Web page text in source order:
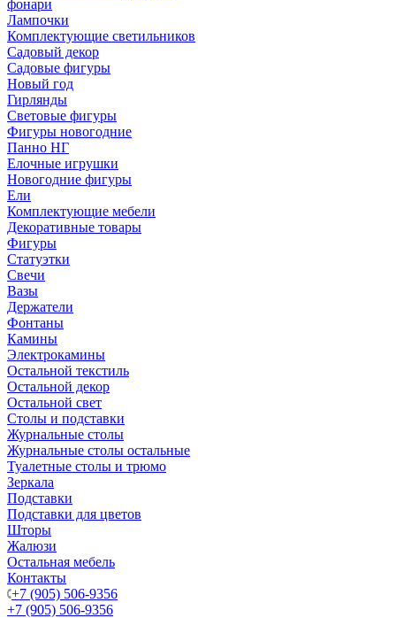
фонари
Лампочки
Комплектующие светильников
Садовый декор
Садовые фигуры
Новый год
Гирлянды
Световые фигуры
Фигуры новогодние
Панно НГ
Елочные игрушки
Новогодние фигуры
Ели
Комплектующие мебели
Декоративные товары
Фигуры
Статуэтки
Свечи
Вазы
Держатели
Фонтаны
Камины
Электрокамины
Остальной текстиль
Остальной декор
Остальной свет
Столы и подставки
Журнальные столы
Журнальные столы остальные
Туалетные столы и трюмо
Зеркала
Подставки
Подставки для цветов
Шторы
Жалюзи
Остальная мебель
Контакты
+7 (905) 506-9356
+7 (905) 506-9356